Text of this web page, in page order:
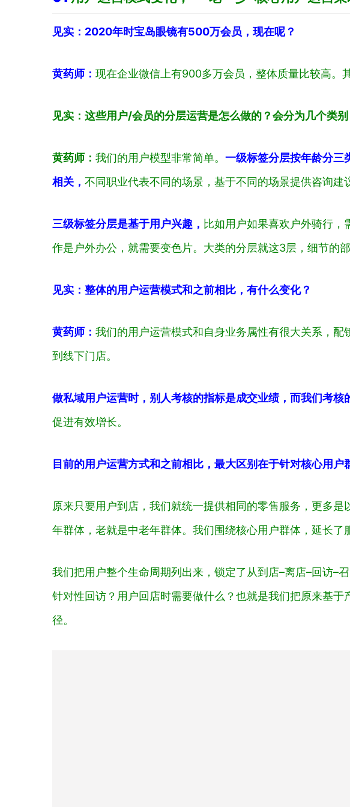
见实：2020年时宝岛眼镜有500万会员，现在呢？
黄药师： 现在企业微信上有900多万会员，整体质量比较高。
见实：这些用户/会员的分层运营是怎么做的？会分为几个类别
黄药师： 我们的用户模型非常简单。 一级标签分层按年龄分三
相关， 不同职业代表不同的场景，基于不同的场景提供咨询建
三级标签分层是基于用户兴趣， 比如用户如果喜欢户外骑行
作是户外办公，就需要变色片。大类的分层就这3层，细节的
见实：整体的用户运营模式和之前相比，有什么变化？
黄药师： 我们的用户运营模式和自身业务属性有很大关系，
到线下门店。
做私域用户运营时，别人考核的指标是成交业绩，而我们考核
促进有效增长。
目前的用户运营方式和之前相比，最大区别在于针对核心用户
原来只要用户到店，我们就统一提供相同的零售服务，更多是
年群体，老就是中老年群体。我们围绕核心用户群体，延长了
我们把用户整个生命周期列出来，锁定了从到店–离店–回访–
针对性回访？用户回店时需要做什么？ 也就是我们把原来基于
径。